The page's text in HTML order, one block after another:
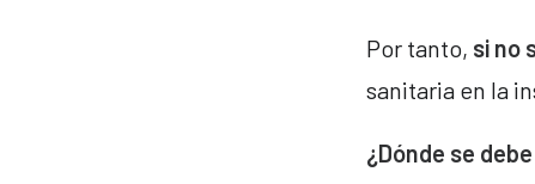
Por tanto, si no
sanitaria en la
¿Dónde se